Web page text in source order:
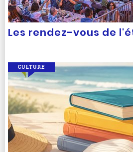
Les rendez-vous de
CULTURE